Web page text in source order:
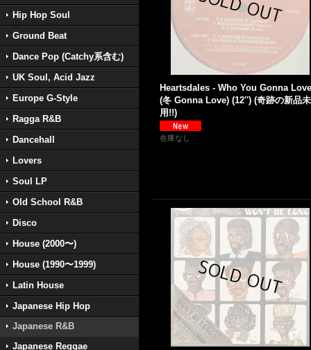
Hip Hop Soul
Ground Beat
Dance Pop (Catchy系含む)
UK Soul, Acid Jazz
Europe G-Style
Ragga R&B
Dancehall
Lovers
Soul LP
Old School R&B
Disco
House (2000〜)
House (1990〜1999)
Latin House
Japanese Hip Hop
Japanese R&B
Japanese Reggae
Heartsdales - Who You Gonna
(冬 Gonna Love) (12'') (奇跡の新品
用!!)
在庫なし